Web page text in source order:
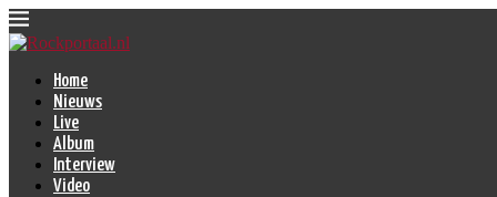
Home
Nieuws
Live
Album
Interview
Video